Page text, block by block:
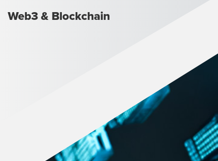
Web3 & Blockchain